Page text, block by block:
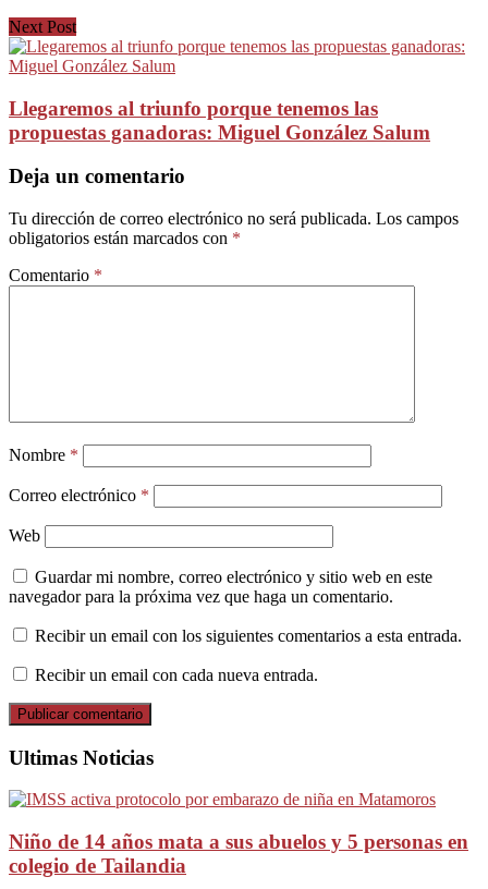
Next Post
Llegaremos al triunfo porque tenemos las
propuestas ganadoras: Miguel González Salum
Deja un comentario
Tu dirección de correo electrónico no será publicada. Los campos
obligatorios están marcados con *
Comentario *
Nombre *
Correo electrónico *
Web
Guardar mi nombre, correo electrónico y sitio web en este
navegador para la próxima vez que haga un comentario.
Recibir un email con los siguientes comentarios a esta entrada.
Recibir un email con cada nueva entrada.
Ultimas Noticias
Niño de 14 años mata a sus abuelos y 5 personas en
colegio de Tailandia